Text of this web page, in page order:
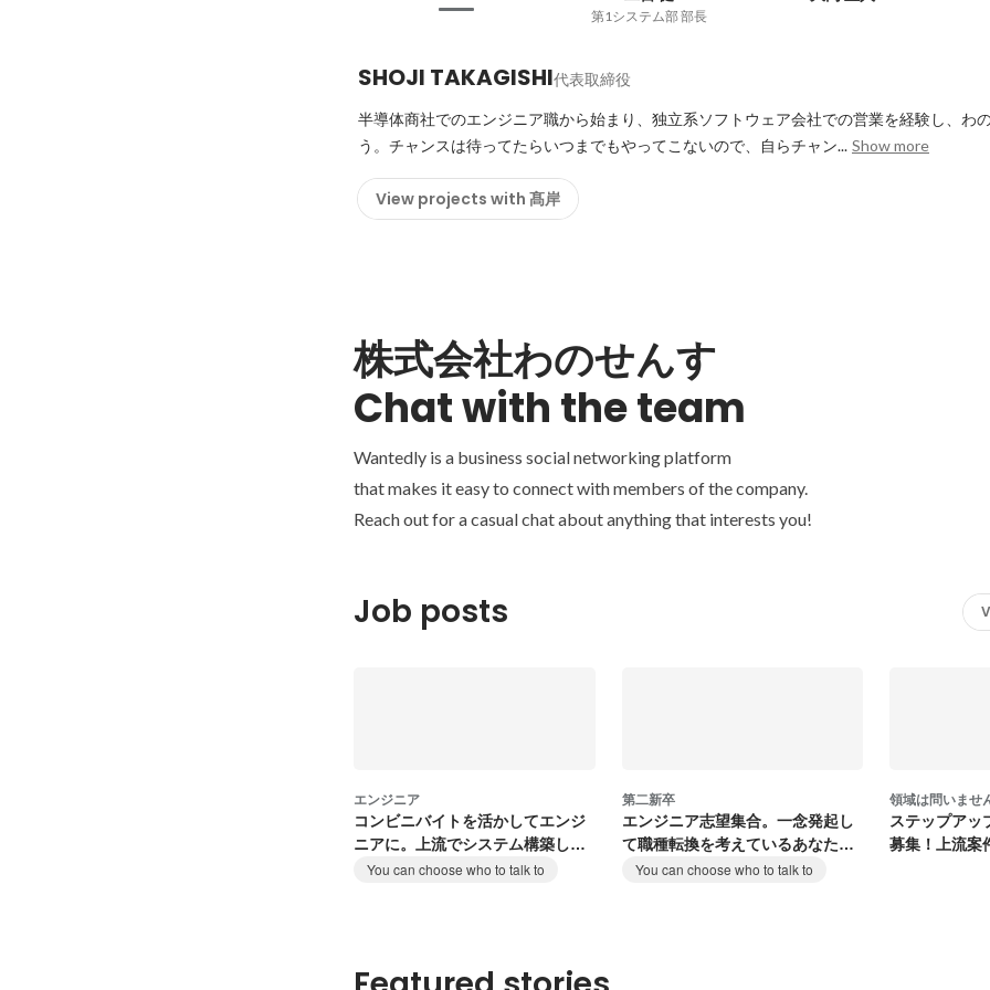
第1システム部 部長
SHOJI TAKAGISHI代表取締役
半導体商社でのエンジニア職から始まり、独立系ソフトウェア会社での営業を経験し、わ
う。チャンスは待ってたらいつまでもやってこないので、自らチャン... Show more
View projects with 髙岸
株式会社わのせんす
Chat with the team
Wantedly is a business social networking platform
that makes it easy to connect with members of the company.
Reach out for a casual chat about anything that interests you!
Job posts
エンジニア
コンビニバイトを活かしてエンジ
ニアに。上流でシステム構築しま
せんか？
You can choose who to talk to
第二新卒
エンジニア志望集合。一念発起し
て職種転換を考えているあなたの
背中を押します
You can choose who to talk to
領域は問いませ
ステップアッ
募集！上流案